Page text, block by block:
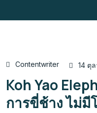
Contentwriter 14 ตุ
Koh Yao
การขี่ช้าง ไม่มี